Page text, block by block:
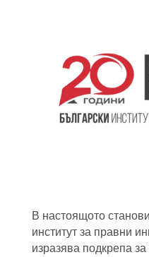
В настоящото
институт за правни
изразява подкрепа